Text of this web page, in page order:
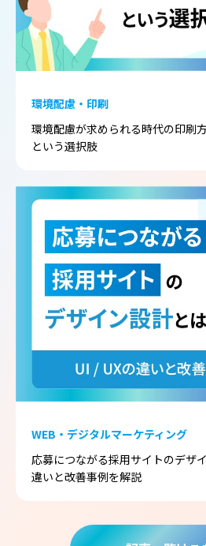
環境配慮・印刷
環境配慮が求められる時代の印刷
という選択肢
WEB・デジタルマーケティング
応募につながる採用サイトのデザ
違いと改善事例を解説